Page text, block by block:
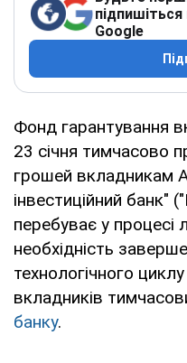
Google
Фонд гарантування
23 січня тимчасово
грошей вкладникам
інвестиційний банк"
перебуває у процесі
необхідність
технологічного
вкладників
банку.